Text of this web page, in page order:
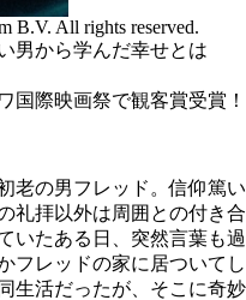
B.V. All rights reserved.
男から学んだ幸せとは
国際映画祭で観客賞受賞！
老の男フレッド。信仰篤い
礼拝以外は周囲との付き合
いたある日、突然言葉も過
フレッドの家に居ついてし
生活だったが、そこに奇妙